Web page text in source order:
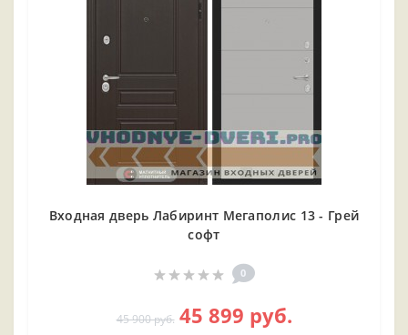
Входная дверь Лабиринт Мегаполис 13 - Грей
софт
0
45 900 руб. 45 899 руб.